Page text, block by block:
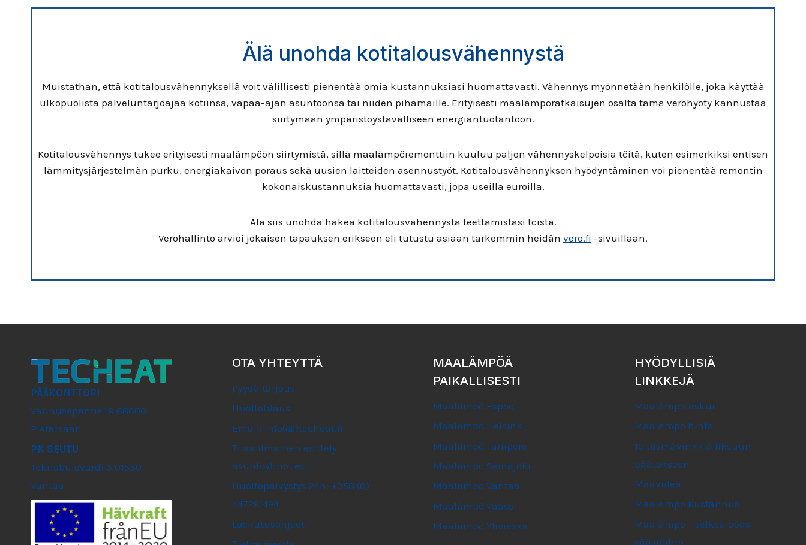
Älä unohda kotitalousvähennystä
Muistathan, että kotitalousvähennyksellä voit välillisesti pienentää omia kustannuksiasi huomattavasti. Vähennys myönnetään henkilölle, joka käyttää
ulkopuolista palveluntarjoajaa kotiinsa, vapaa-ajan asuntoonsa tai niiden pihamaille. Erityisesti maalämpöratkaisujen osalta tämä verohyöty kannustaa
siirtymään ympäristöystävälliseen energiantuotantoon.
Kotitalousvähennys tukee erityisesti maalämpöön siirtymistä, sillä maalämpöremonttiin kuuluu paljon vähennyskelpoisia töitä, kuten esimerkiksi entisen
lämmitysjärjestelmän purku, energiakaivon poraus sekä uusien laitteiden asennustyöt. Kotitalousvähennyksen hyödyntäminen voi pienentää remontin
kokonaiskustannuksia huomattavasti, jopa useilla euroilla.
Älä siis unohda hakea kotitalousvähennystä teettämistäsi töistä.
Verohallinto arvioi jokaisen tapauksen erikseen eli tutustu asiaan tarkemmin heidän vero.fi -sivuillaan.
PÄÄKONTTORI
Vaunusepäntie 19 68600
Pietarsaari
PK SEUTU
Teknobulevardi 3 01530
Vantaa
OTA YHTEYTTÄ
Pyydä tarjous
Huoltotilaus
Email: info(@)techeat.fi
Tilaa ilmainen esittely
asuntoyhtiöllesi
Huoltopäivystys 24h: +358 (0)
447291494
Laskutusohjeet
MAALÄMPÖÄ
PAIKALLISESTI
Maalämpö Espoo
Maalämpö Helsinki
Maalämpö Tampere
Maalämpö Seinäjoki
Maalämpö Vantaa
Maalämpö Vaasa
Maalämpö Ylivieska
HYÖDYLLISIÄ
LINKKEJÄ
Maalämpölaskuri
Maalämpö hinta
10 täsmävinkkiä fiksuun
päätökseen
Maaviileä
Maalämpö kustannus
Maalämpö – selkeä opas
säästöihin